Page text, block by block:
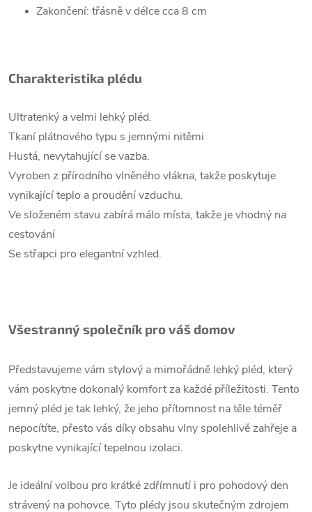
Zakončení: třásně v délce cca 8 cm
Charakteristika plédu
Ultratenký a velmi lehký pléd.
Tkaní plátnového typu s jemnými nitěmi
Hustá, nevytahující se vazba.
Vyroben z přírodního vlněného vlákna, takže poskytuje
vynikající teplo a proudění vzduchu.
Ve složeném stavu zabírá málo místa, takže je vhodný na
cestování
Se střapci pro elegantní vzhled.
Všestranný společník pro váš domov
Představujeme vám stylový a mimořádně lehký pléd, který
vám poskytne dokonalý komfort za každé příležitosti. Tento
jemný pléd je tak lehký, že jeho přítomnost na těle téměř
nepocítíte, přesto vás díky obsahu vlny spolehlivě zahřeje a
poskytne vynikající tepelnou izolaci.
Je ideální volbou pro krátké zdřímnutí i pro pohodový den
strávený na pohovce. Tyto plédy jsou skutečným zdrojem